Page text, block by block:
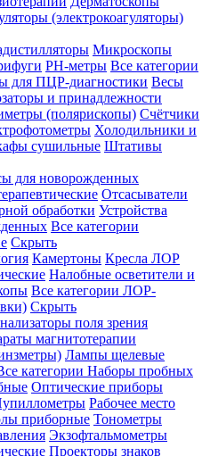
(электрокоагуляторы)
Микроскопы
PH-метры Все категории
для ПЦР-диагностики Весы
и принадлежности
(полярископы) Счётчики
Холодильники и
сушильные Штативы
для новорожденных
Отсасыватели
обработки Устройства
Все категории
Скрыть
Камертоны Кресла ЛОР
Налобные осветители и
Все категории ЛОР-
Скрыть
поля зрения
магнитотерапии
Лампы щелевые
категории Наборы пробных
Оптические приборы
Рабочее место
приборные Тонометры
Экзофтальмометры
Проекторы знаков